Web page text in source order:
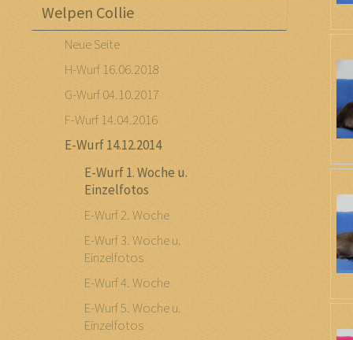
Welpen Collie
Neue Seite
H-Wurf 16.06.2018
G-Wurf 04.10.2017
F-Wurf 14.04.2016
E-Wurf 14.12.2014
E-Wurf 1. Woche u.
Einzelfotos
E-Wurf 2. Woche
E-Wurf 3. Woche u.
Einzelfotos
E-Wurf 4. Woche
E-Wurf 5. Woche u.
Einzelfotos